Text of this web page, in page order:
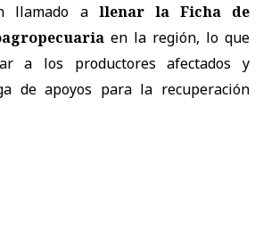
llamado a llenar la Ficha de
en la región, lo que
a los productores afectados y
de apoyos para la recuperación